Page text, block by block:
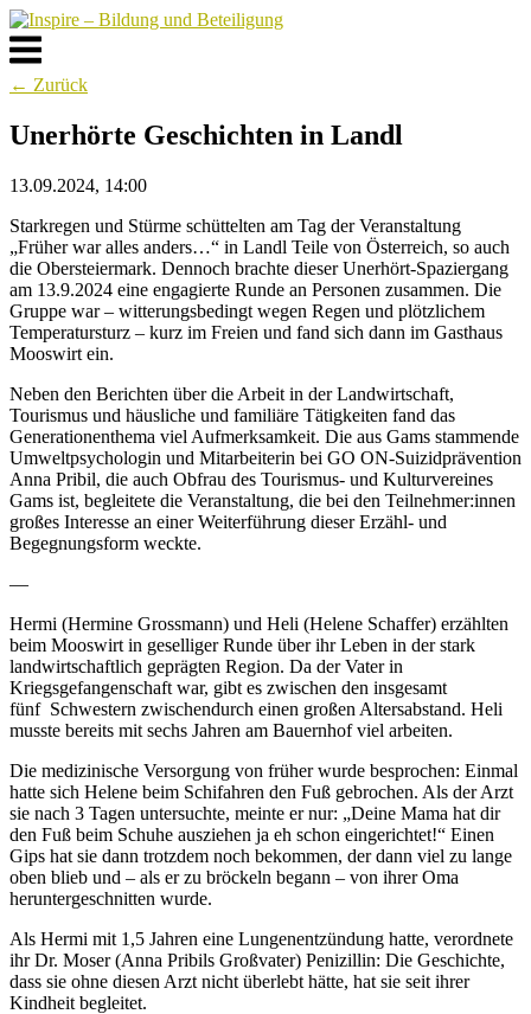
Skip
to
content
Menu
← Zurück
Unerhörte Geschichten in Landl
13.09.2024, 14:00
Starkregen und Stürme schüttelten am Tag der Veranstaltung
„Früher war alles anders…“ in Landl Teile von Österreich, so auch
die Obersteiermark. Dennoch brachte dieser Unerhört-Spaziergang
am 13.9.2024 eine engagierte Runde an Personen zusammen. Die
Gruppe war – witterungsbedingt wegen Regen und plötzlichem
Temperatursturz – kurz im Freien und fand sich dann im Gasthaus
Mooswirt ein.
Neben den Berichten über die Arbeit in der Landwirtschaft,
Tourismus und häusliche und familiäre Tätigkeiten fand das
Generationenthema viel Aufmerksamkeit. Die aus Gams stammende
Umweltpsychologin und Mitarbeiterin bei GO ON-Suizidprävention
Anna Pribil, die auch Obfrau des Tourismus- und Kulturvereines
Gams ist, begleitete die Veranstaltung, die bei den Teilnehmer:innen
großes Interesse an einer Weiterführung dieser Erzähl- und
Begegnungsform weckte.
—
Hermi (Hermine Grossmann) und Heli (Helene Schaffer) erzählten
beim Mooswirt in geselliger Runde über ihr Leben in der stark
landwirtschaftlich geprägten Region. Da der Vater in
Kriegsgefangenschaft war, gibt es zwischen den insgesamt
fünf Schwestern zwischendurch einen großen Altersabstand. Heli
musste bereits mit sechs Jahren am Bauernhof viel arbeiten.
Die medizinische Versorgung von früher wurde besprochen: Einmal
hatte sich Helene beim Schifahren den Fuß gebrochen. Als der Arzt
sie nach 3 Tagen untersuchte, meinte er nur: „Deine Mama hat dir
den Fuß beim Schuhe ausziehen ja eh schon eingerichtet!“ Einen
Gips hat sie dann trotzdem noch bekommen, der dann viel zu lange
oben blieb und – als er zu bröckeln begann – von ihrer Oma
heruntergeschnitten wurde.
Als Hermi mit 1,5 Jahren eine Lungenentzündung hatte, verordnete
ihr Dr. Moser (Anna Pribils Großvater) Penizillin: Die Geschichte,
dass sie ohne diesen Arzt nicht überlebt hätte, hat sie seit ihrer
Kindheit begleitet.